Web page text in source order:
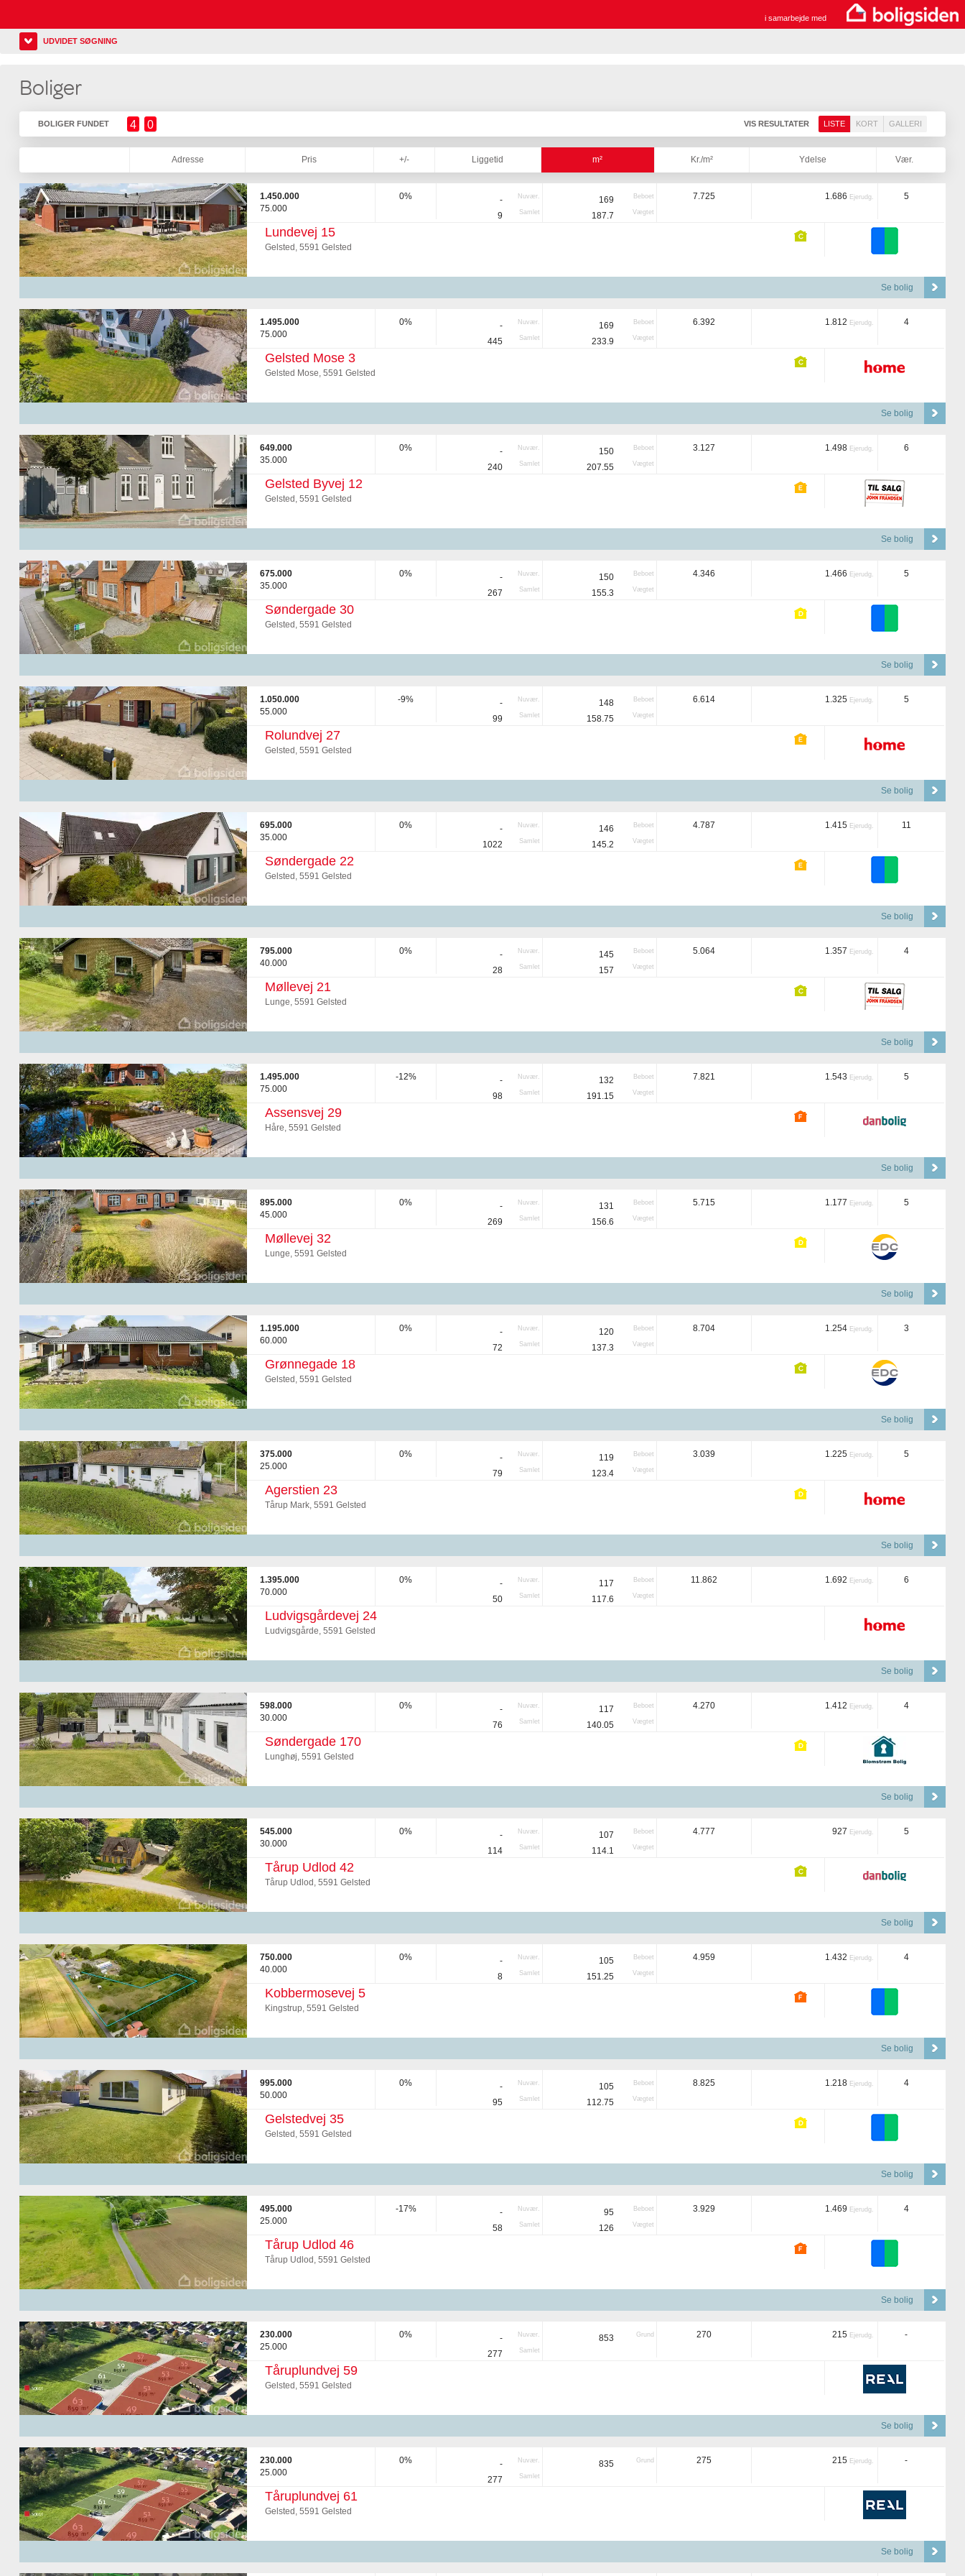
i samarbejde med
UDVIDET SØGNING
Boliger
BOLIGER FUNDET 4 0 VIS RESULTATER LISTE KORT GALLERI
Adresse Pris +/- Liggetid m² Kr./m² Ydelse Vær.
1.450.000
75.000
0% - Nuvær.
9 Samlet
169 Beboet
187.7 Vægtet
7.725 1.686 Ejerudg. 5
Lundevej 15
Gelsted, 5591 Gelsted
Se bolig
1.495.000
75.000
0% - Nuvær.
445 Samlet
169 Beboet
233.9 Vægtet
6.392 1.812 Ejerudg. 4
Gelsted Mose 3
Gelsted Mose, 5591 Gelsted
Se bolig
649.000
35.000
0% - Nuvær.
240 Samlet
150 Beboet
207.55 Vægtet
3.127 1.498 Ejerudg. 6
Gelsted Byvej 12
Gelsted, 5591 Gelsted
Se bolig
675.000
35.000
0% - Nuvær.
267 Samlet
150 Beboet
155.3 Vægtet
4.346 1.466 Ejerudg. 5
Søndergade 30
Gelsted, 5591 Gelsted
Se bolig
1.050.000
55.000
-9% - Nuvær.
99 Samlet
148 Beboet
158.75 Vægtet
6.614 1.325 Ejerudg. 5
Rolundvej 27
Gelsted, 5591 Gelsted
Se bolig
695.000
35.000
0% - Nuvær.
1022 Samlet
146 Beboet
145.2 Vægtet
4.787 1.415 Ejerudg. 11
Søndergade 22
Gelsted, 5591 Gelsted
Se bolig
795.000
40.000
0% - Nuvær.
28 Samlet
145 Beboet
157 Vægtet
5.064 1.357 Ejerudg. 4
Møllevej 21
Lunge, 5591 Gelsted
Se bolig
1.495.000
75.000
-12% - Nuvær.
98 Samlet
132 Beboet
191.15 Vægtet
7.821 1.543 Ejerudg. 5
Assensvej 29
Håre, 5591 Gelsted
Se bolig
895.000
45.000
0% - Nuvær.
269 Samlet
131 Beboet
156.6 Vægtet
5.715 1.177 Ejerudg. 5
Møllevej 32
Lunge, 5591 Gelsted
Se bolig
1.195.000
60.000
0% - Nuvær.
72 Samlet
120 Beboet
137.3 Vægtet
8.704 1.254 Ejerudg. 3
Grønnegade 18
Gelsted, 5591 Gelsted
Se bolig
375.000
25.000
0% - Nuvær.
79 Samlet
119 Beboet
123.4 Vægtet
3.039 1.225 Ejerudg. 5
Agerstien 23
Tårup Mark, 5591 Gelsted
Se bolig
1.395.000
70.000
0% - Nuvær.
50 Samlet
117 Beboet
117.6 Vægtet
11.862 1.692 Ejerudg. 6
Ludvigsgårdevej 24
Ludvigsgårde, 5591 Gelsted
Se bolig
598.000
30.000
0% - Nuvær.
76 Samlet
117 Beboet
140.05 Vægtet
4.270 1.412 Ejerudg. 4
Søndergade 170
Lunghøj, 5591 Gelsted
Se bolig
545.000
30.000
0% - Nuvær.
114 Samlet
107 Beboet
114.1 Vægtet
4.777 927 Ejerudg. 5
Tårup Udlod 42
Tårup Udlod, 5591 Gelsted
Se bolig
750.000
40.000
0% - Nuvær.
8 Samlet
105 Beboet
151.25 Vægtet
4.959 1.432 Ejerudg. 4
Kobbermosevej 5
Kingstrup, 5591 Gelsted
Se bolig
995.000
50.000
0% - Nuvær.
95 Samlet
105 Beboet
112.75 Vægtet
8.825 1.218 Ejerudg. 4
Gelstedvej 35
Gelsted, 5591 Gelsted
Se bolig
495.000
25.000
-17% - Nuvær.
58 Samlet
95 Beboet
126 Vægtet
3.929 1.469 Ejerudg. 4
Tårup Udlod 46
Tårup Udlod, 5591 Gelsted
Se bolig
230.000
25.000
0% - Nuvær.
277 Samlet
853 Grund 270 215 Ejerudg. -
Tåruplundvej 59
Gelsted, 5591 Gelsted
Se bolig
230.000
25.000
0% - Nuvær.
277 Samlet
835 Grund 275 215 Ejerudg. -
Tåruplundvej 61
Gelsted, 5591 Gelsted
Se bolig